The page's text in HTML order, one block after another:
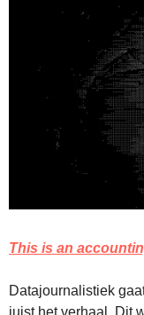
This is an
Datajournalistiek